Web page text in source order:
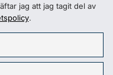
jag att jag tagit del av
.